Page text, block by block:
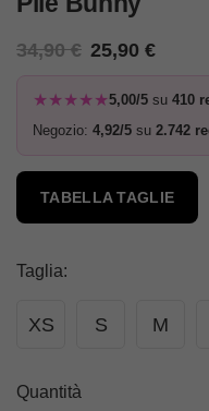
34,90€ 25,90 €
★★★★★5,00/5 su 410
Negozio: 4,92/5 su 2.742
TABELLA TAGLIE
Taglia:
XS S M
Quantità